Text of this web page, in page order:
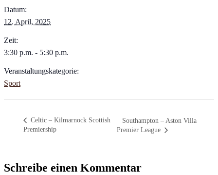
Datum:
12. April, 2025
Zeit:
3:30 p.m. - 5:30 p.m.
Veranstaltungskategorie:
Sport
Celtic – Kilmarnock Scottish
Premiership
Southampton – Aston Villa
Premier League
Schreibe einen Kommentar